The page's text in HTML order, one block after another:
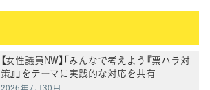
【女性議員NW】「みんなで考えよう『票ハラ対
策』」をテーマに実践的な対応を共有